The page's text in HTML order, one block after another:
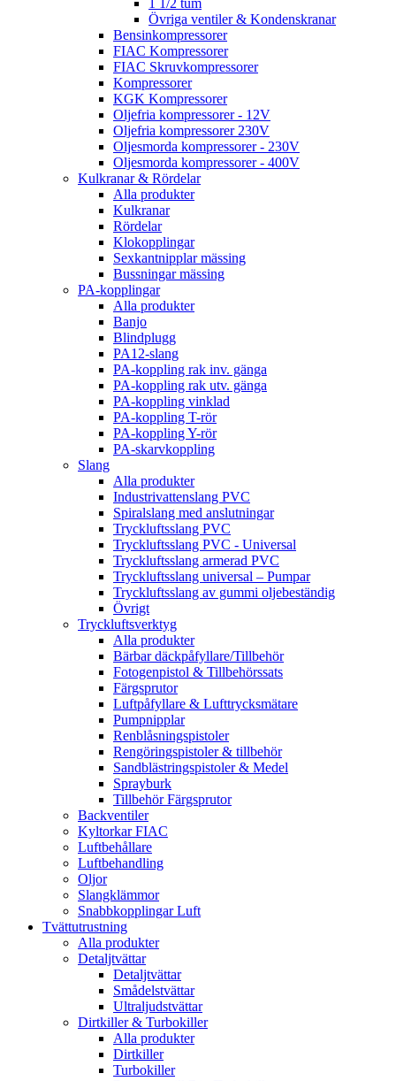
1 1/2 tum
Övriga ventiler & Kondenskranar
Bensinkompressorer
FIAC Kompressorer
FIAC Skruvkompressorer
Kompressorer
KGK Kompressorer
Oljefria kompressorer - 12V
Oljefria kompressorer 230V
Oljesmorda kompressorer - 230V
Oljesmorda kompressorer - 400V
Kulkranar & Rördelar
Alla produkter
Kulkranar
Rördelar
Klokopplingar
Sexkantnipplar mässing
Bussningar mässing
PA-kopplingar
Alla produkter
Banjo
Blindplugg
PA12-slang
PA-koppling rak inv. gänga
PA-koppling rak utv. gänga
PA-koppling vinklad
PA-koppling T-rör
PA-koppling Y-rör
PA-skarvkoppling
Slang
Alla produkter
Industrivattenslang PVC
Spiralslang med anslutningar
Tryckluftsslang PVC
Tryckluftsslang PVC - Universal
Tryckluftsslang armerad PVC
Tryckluftsslang universal – Pumpar
Tryckluftsslang av gummi oljebeständig
Övrigt
Tryckluftsverktyg
Alla produkter
Bärbar däckpåfyllare/Tillbehör
Fotogenpistol & Tillbehörssats
Färgsprutor
Luftpåfyllare & Lufttrycksmätare
Pumpnipplar
Renblåsningspistoler
Rengöringspistoler & tillbehör
Sandblästringspistoler & Medel
Sprayburk
Tillbehör Färgsprutor
Backventiler
Kyltorkar FIAC
Luftbehållare
Luftbehandling
Oljor
Slangklämmor
Snabbkopplingar Luft
Tvättutrustning
Alla produkter
Detaljtvättar
Detaljtvättar
Smådelstvättar
Ultraljudstvättar
Dirtkiller & Turbokiller
Alla produkter
Dirtkiller
Turbokiller